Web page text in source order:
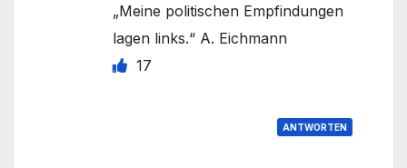
„Meine politischen Empfindungen
lagen links.“ A. Eichmann
17
ANTWORTEN